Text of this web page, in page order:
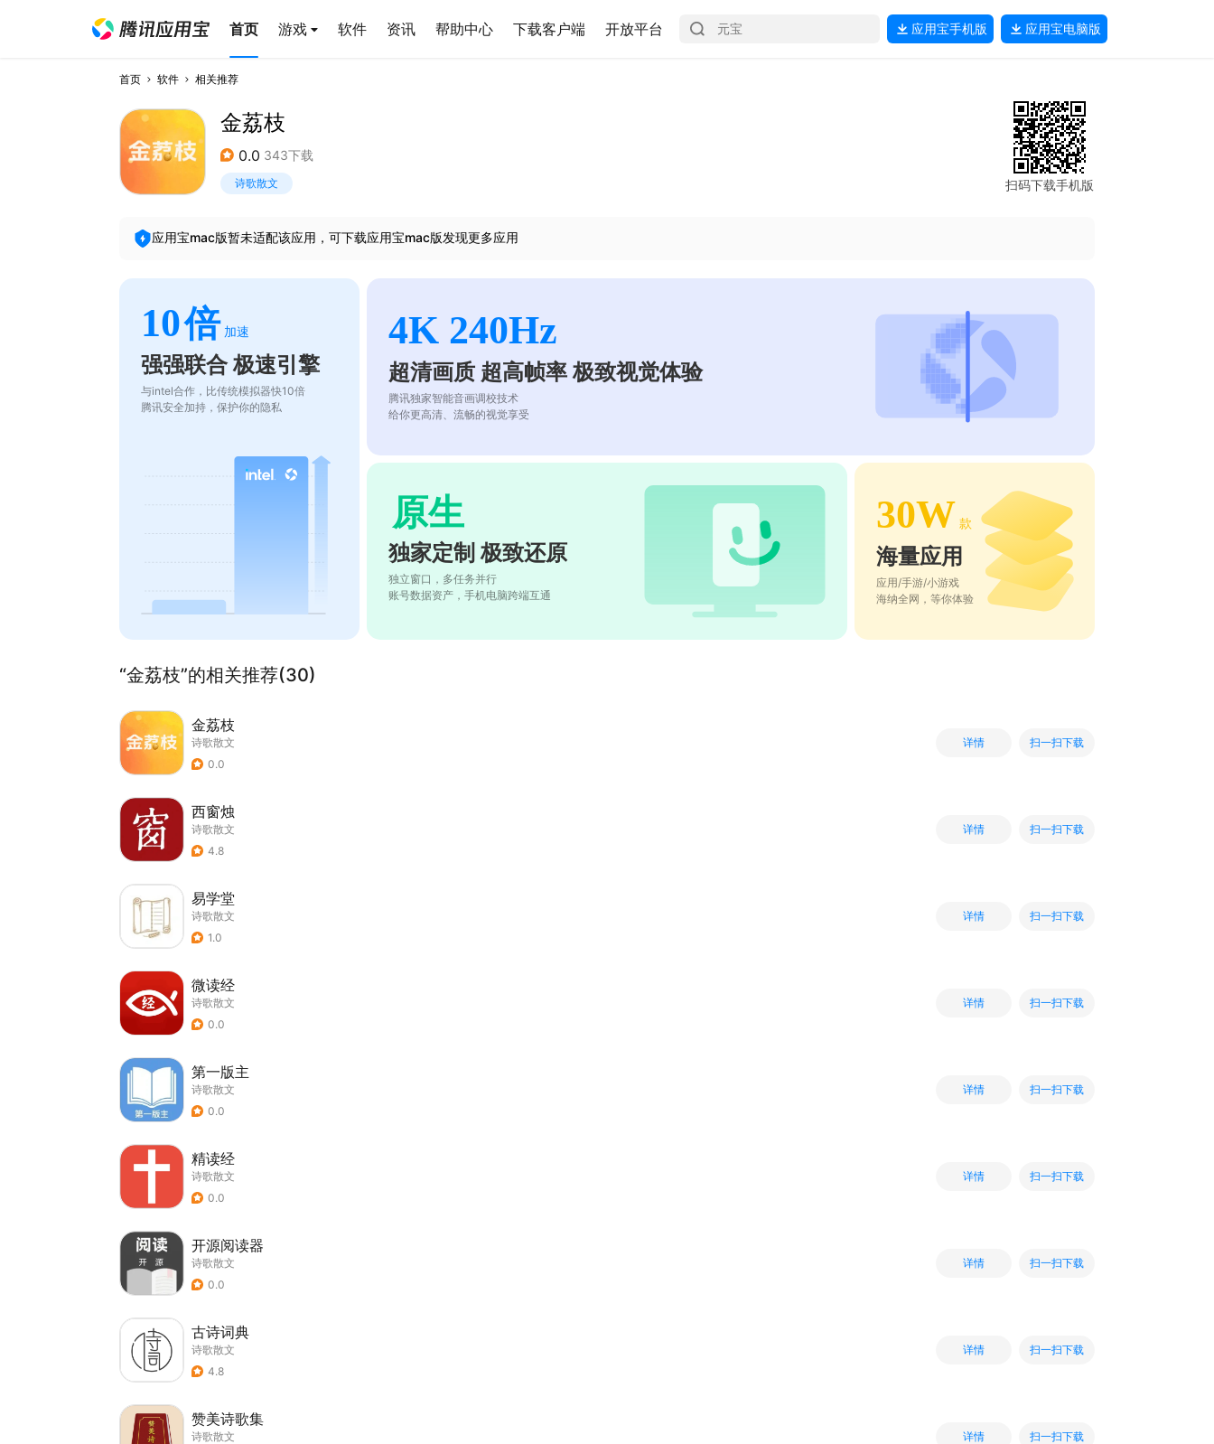
首页 游戏 软件 资讯 帮助中心 下载客户端 开放平台 应用宝手机版 应用宝电脑版
首页 软件 相关推荐
金荔枝
0.0 343下载
诗歌散文 扫码下载手机版
应用宝mac版暂未适配该应用，可下载应用宝mac版发现更多应用
10倍 加速
强强联合 极速引擎
与intel合作，比传统模拟器快10倍
腾讯安全加持，保护你的隐私
4K 240Hz
超清画质 超高帧率 极致视觉体验
腾讯独家智能音画调校技术
给你更高清、流畅的视觉享受
原生
独家定制 极致还原
独立窗口，多任务并行
账号数据资产，手机电脑跨端互通
30W 款
海量应用
应用/手游/小游戏
海纳全网，等你体验
“金荔枝”的相关推荐(30)
金荔枝
诗歌散文
0.0
详情 扫一扫下载
西窗烛
诗歌散文
4.8
详情 扫一扫下载
易学堂
诗歌散文
1.0
详情 扫一扫下载
微读经
诗歌散文
0.0
详情 扫一扫下载
第一版主
诗歌散文
0.0
详情 扫一扫下载
精读经
诗歌散文
0.0
详情 扫一扫下载
开源阅读器
诗歌散文
0.0
详情 扫一扫下载
古诗词典
诗歌散文
4.8
详情 扫一扫下载
赞美诗歌集
诗歌散文
详情 扫一扫下载